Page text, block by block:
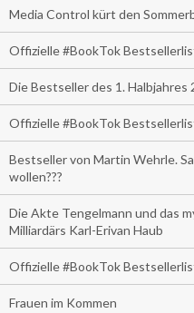
Media Control kürt den
Offizielle #BookTok
Die Bestseller des 1. Halbjahres
Offizielle #BookTok
Bestseller von Martin Wehrle.
wollen???
Die Akte Tengelmann und das
Milliardärs Karl-Erivan Haub
Offizielle #BookTok
Frauen im Kommen